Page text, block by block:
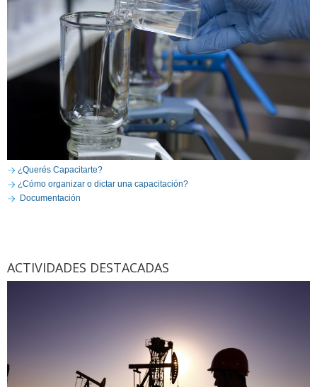
¿Querés Capacitarte?
¿Cómo organizar o dictar una capacitación?
Documentación
ACTIVIDADES DESTACADAS